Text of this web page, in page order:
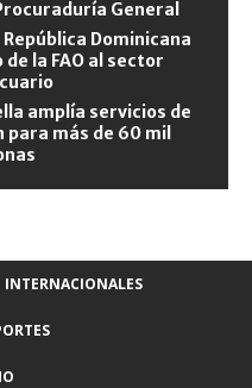
General
Dominicana
la FAO al sector
amplía servicios de
más de 60 mil
INTERNACIONALES